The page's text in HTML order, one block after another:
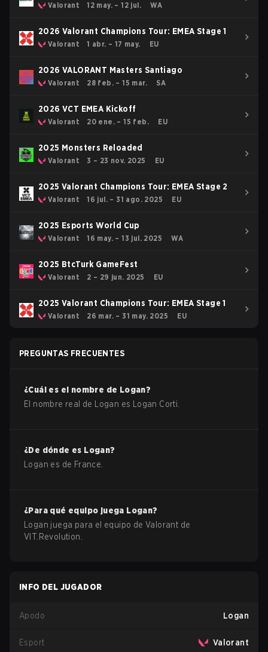
Valorant 12 may. – 12 jul. WA
2026 Valorant Champions Tour: EMEA Stage 1
Valorant 1 abr. – 17 may. EU
2026 VALORANT Masters Santiago
Valorant 28 feb. – 15 mar. SA
2026 VCT EMEA Kickoff
Valorant 20 ene. – 15 feb. EU
2025 Monsters Reloaded
Valorant 3 – 23 nov. 2025 EU
2025 Valorant Champions Tour: EMEA Stage 2
Valorant 16 jul. – 31 ago. 2025 EU
2025 Esports World Cup
Valorant 16 may. – 13 jul. 2025 WA
2025 BtcTurk GameFest
Valorant 2 – 29 jun. 2025 EU
2025 Valorant Champions Tour: EMEA Stage 1
Valorant 26 mar. – 31 may. 2025 EU
PREGUNTAS FRECUENTES
¿Cuál es el nombre de Logan?
El nombre real de
Logan es Logan Corti
¿De dónde es Logan?
Logan es de France
¿Para qué equipo juega Logan?
Logan juega para el equipo de Valorant de
VIT.Revolution
INFO DEL JUGADOR
Apodo Logan
Esport Valorant